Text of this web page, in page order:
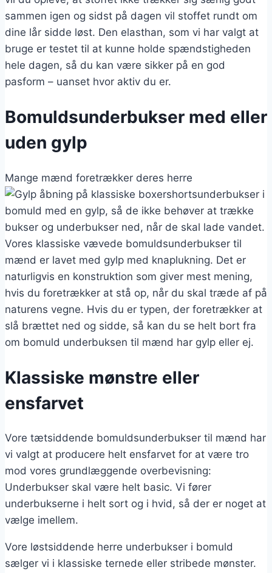
sammen igen og sidst på dagen vil stoffet rundt om
dine lår sidde løst. Den elasthan, som vi har valgt at
bruge er testet til at kunne holde spændstigheden
hele dagen, så du kan være sikker på en god
pasform – uanset hvor aktiv du er.
Bomuldsunderbukser med eller
uden gylp
Mange mænd foretrækker deres herre
underbukser i
bomuld med en gylp, så de ikke behøver at trække
bukser og underbukser ned, når de skal lade vandet.
Vores klassiske vævede bomuldsunderbukser til
mænd er lavet med gylp med knaplukning. Det er
naturligvis en konstruktion som giver mest mening,
hvis du foretrækker at stå op, når du skal træde af på
naturens vegne. Hvis du er typen, der foretrækker at
slå brættet ned og sidde, så kan du se helt bort fra
om bomuld underbuksen til mænd har gylp eller ej.
Klassiske mønstre eller
ensfarvet
Vore tætsiddende bomuldsunderbukser til mænd har
vi valgt at producere helt ensfarvet for at være tro
mod vores grundlæggende overbevisning:
Underbukser skal være helt basic. Vi fører
underbukserne i helt sort og i hvid, så der er noget at
vælge imellem.
Vore løstsiddende herre underbukser i bomuld
sælger vi i klassiske ternede eller stribede mønster.